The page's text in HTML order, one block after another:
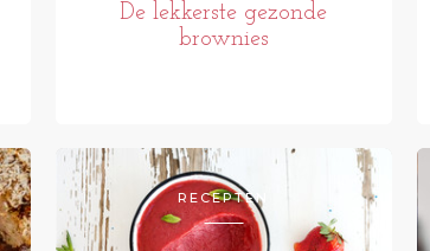
De lekkerste gezonde
brownies
RECEPTEN